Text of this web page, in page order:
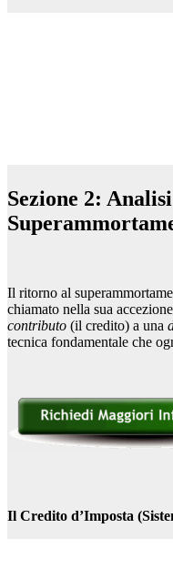
Sezione 2:
Il ritorno al
chiamato nella sua
contributo (il credito) a una
tecnica fondamentale che
Il Credito d’Imposta